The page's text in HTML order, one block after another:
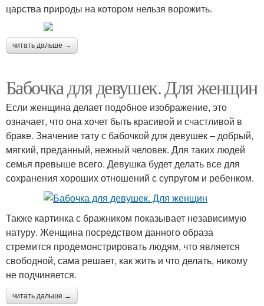
царства природы на котором нельзя ворожить.
читать дальше →
Бабочка для девушек. Для женщин
Если женщина делает подобное изображение, это
означает, что она хочет быть красивой и счастливой в
браке. Значение тату с бабочкой для девушек – добрый,
мягкий, преданный, нежный человек. Для таких людей
семья превыше всего. Девушка будет делать все для
сохранения хороших отношений с супругом и ребенком.
Также картинка с бражником показывает независимую
натуру. Женщина посредством данного образа
стремится продемонстрировать людям, что является
свободной, сама решает, как жить и что делать, никому
не подчиняется.
читать дальше →